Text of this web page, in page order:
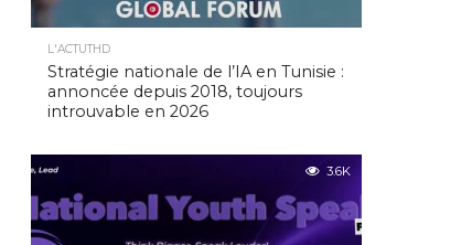
L'ACTUTHD
Stratégie nationale de l’IA en Tunisie :
annoncée depuis 2018, toujours
introuvable en 2026
3.6K